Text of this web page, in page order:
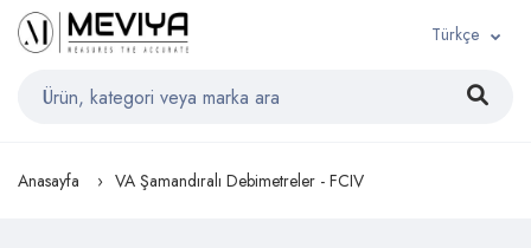
Türkçe
Anasayfa VA Şamandıralı Debimetreler - FCIV